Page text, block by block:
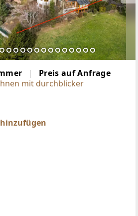
Preis auf Anfrage
mit durchblicker